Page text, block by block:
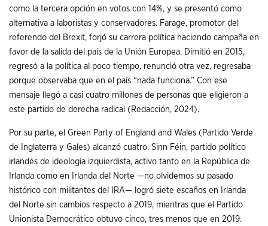
como la tercera opción en votos con 14%, y se presentó como
alternativa a laboristas y conservadores. Farage, promotor del
referendo del Brexit, forjó su carrera política haciendo campaña en
favor de la salida del país de la Unión Europea. Dimitió en 2015,
regresó a la política al poco tiempo, renunció otra vez, regresaba
porque observaba que en el país “nada funciona.” Con ese
mensaje llegó a casi cuatro millones de personas que eligieron a
este partido de derecha radical (Redacción, 2024).
Por su parte, el Green Party of England and Wales (Partido Verde
de Inglaterra y Gales) alcanzó cuatro. Sinn Féin, partido político
irlandés de ideología izquierdista, activo tanto en la República de
Irlanda como en Irlanda del Norte —no olvidemos su pasado
histórico con militantes del IRA— logró siete escaños en Irlanda
del Norte sin cambios respecto a 2019, mientras que el Partido
Unionista Democrático obtuvo cinco, tres menos que en 2019.